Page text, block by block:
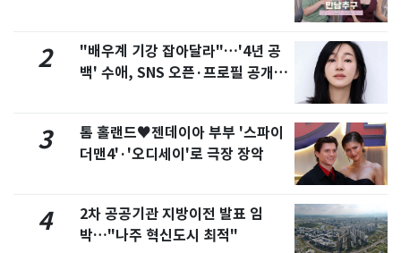
2
"배우계 기강 잡아달라"…'4년 공
백' 수애, SNS 오픈·프로필 공개
3
톰 홀랜드♥젠데이아 부부 '스파이
더맨4'·'오디세이'로 극장 장악
4
2차 공공기관 지방이전 발표 임
박…"나주 혁신도시 최적"